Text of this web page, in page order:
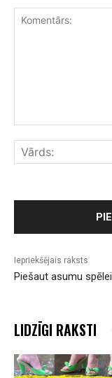
Iepriekšējais raksts
Piešaut asumu spēlei
LIDZĪGI RAKSTI